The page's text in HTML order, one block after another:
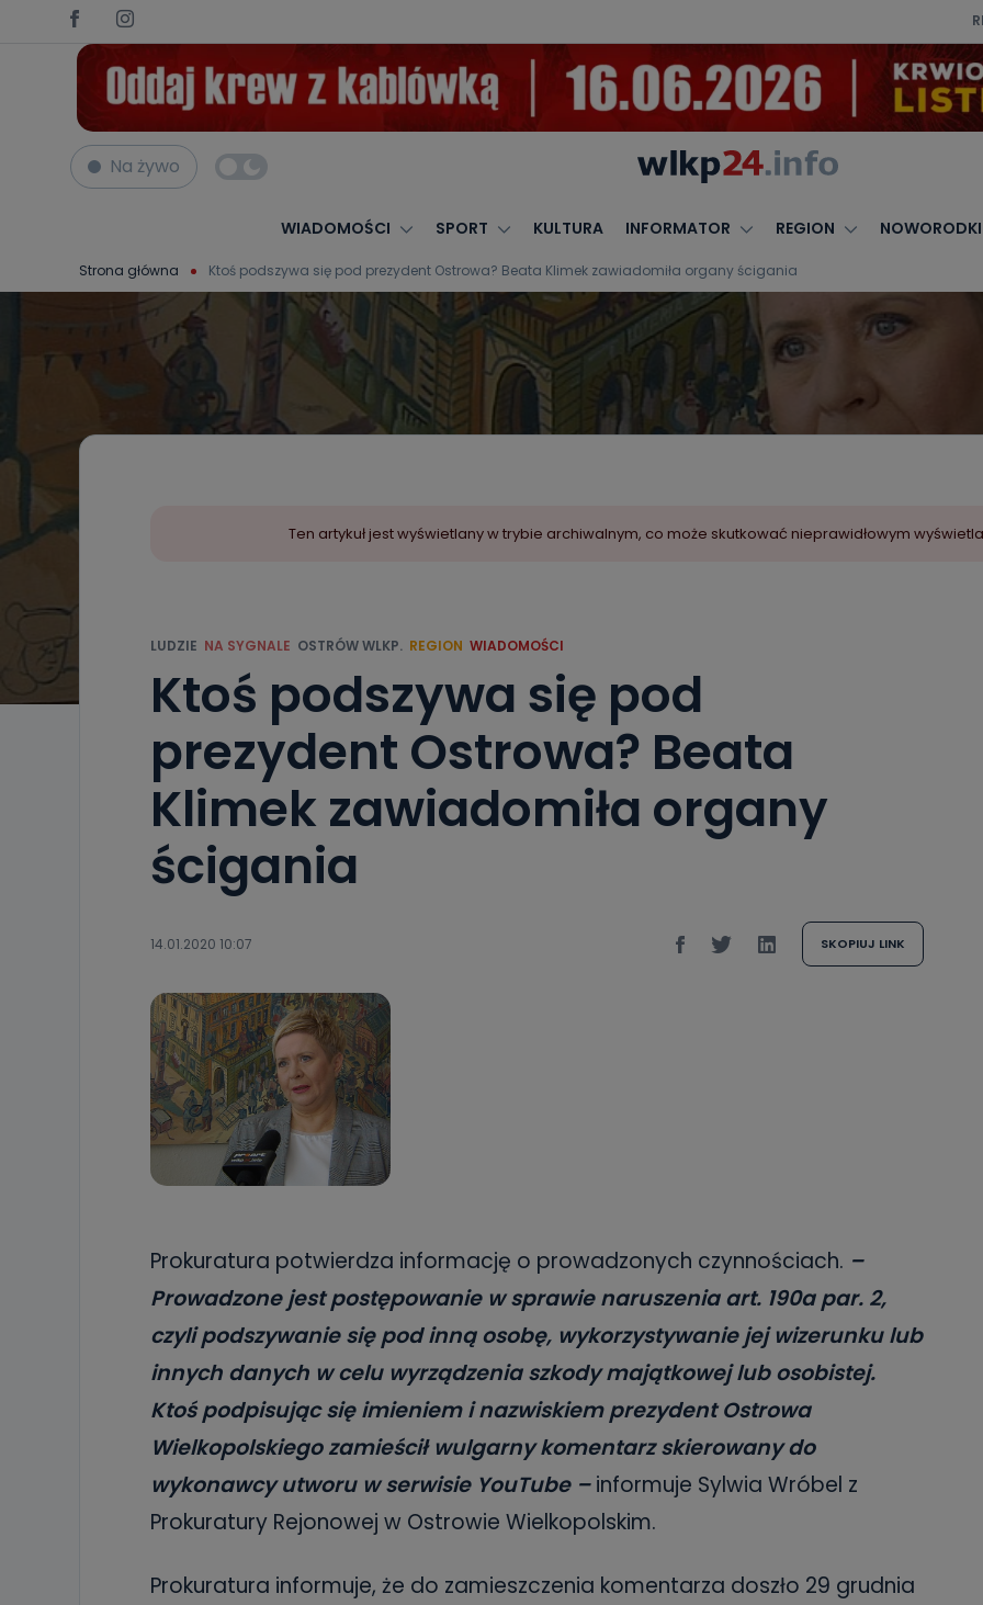
Na żywo
WIADOMOŚCI SPORT KULTURA INFORMATOR REGION NOWORODKI
Strona główna Ktoś podszywa się pod prezydent Ostrowa? Beata Klimek zawiadomiła organy ścigania
Ten artykuł jest wyświetlany w trybie archiwalnym, co może skutkować nieprawidłowym
LUDZIE NA SYGNALE OSTRÓW WLKP. REGION WIADOMOŚCI
Ktoś podszywa się pod
prezydent Ostrowa? Beata
Klimek zawiadomiła organy
ścigania
14.01.2020 10:07 SKOPIUJ LINK
Prokuratura potwierdza informację o prowadzonych czynnościach. –
Prowadzone jest postępowanie w sprawie naruszenia art. 190a par. 2,
czyli podszywanie się pod inną osobę, wykorzystywanie jej wizerunku lub
innych danych w celu wyrządzenia szkody majątkowej lub osobistej.
Ktoś podpisując się imieniem i nazwiskiem prezydent Ostrowa
Wielkopolskiego zamieścił wulgarny komentarz skierowany do
wykonawcy utworu w serwisie YouTube – informuje Sylwia Wróbel z
Prokuratury Rejonowej w Ostrowie Wielkopolskim.
Prokuratura informuje, że do zamieszczenia komentarza doszło 29 grudnia